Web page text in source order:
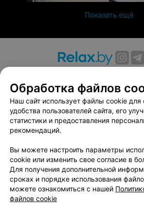
Показать ещё
Вакансии
Публичный договор
Публичный договор по
«Афиша»
Пользовательское
Связаться по вопросам
Написать руководителю
Персональные настройки
Обработка персональных
Обработка файлов
Наш сайт использует файлы cookie для
удобства пользователей сайта, его
статистики и предоставления
рекомендаций.
Вы можете настроить параметры
cookie или изменить свое согласие в
Для получения дополнительной
сроках и порядке использования
можете ознакомиться с нашей
файлов cookie